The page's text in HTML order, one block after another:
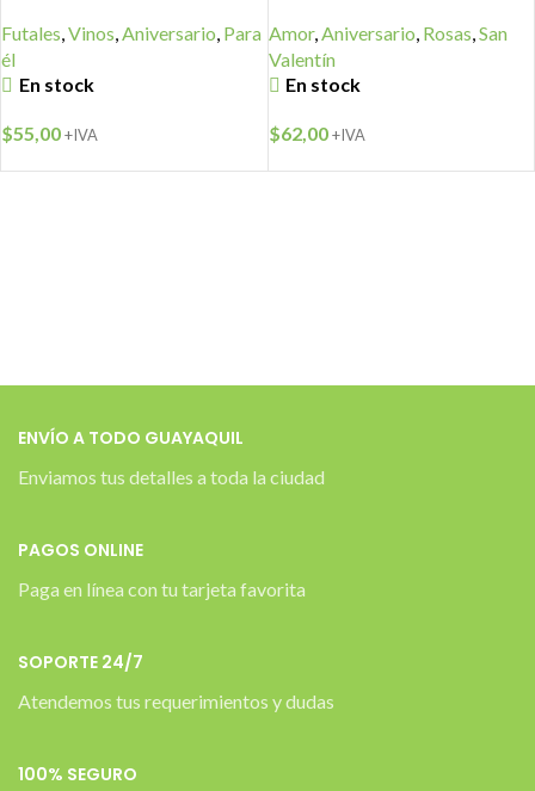
Futales,Vinos,Aniversario, Para
él
En stock
$55,00+IVA
Amor,Aniversario, Rosas,San
Valentín
En stock
$62,00 +IVA
ENVÍO A TODO GUAYAQUIL
Enviamos tus detalles a toda la ciudad
PAGOS ONLINE
Paga en línea con tu tarjeta favorita
SOPORTE 24/7
Atendemos tus requerimientos y dudas
100% SEGURO